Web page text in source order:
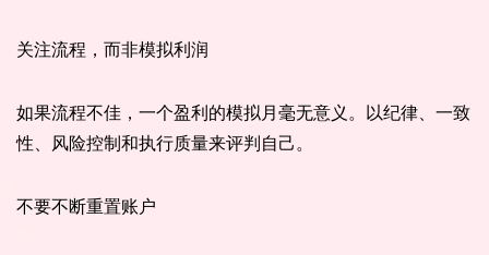
关注流程，而非模拟利润
如果流程不佳，一个盈利的模拟月毫无意义。以纪律、一致
性、风险控制和执行质量来评判自己。
不要不断重置账户